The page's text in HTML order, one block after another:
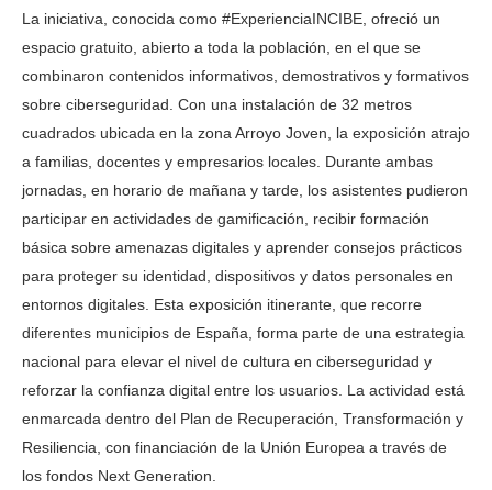
La iniciativa, conocida como #ExperienciaINCIBE, ofreció un
espacio gratuito, abierto a toda la población, en el que se
combinaron contenidos informativos, demostrativos y formativos
sobre ciberseguridad. Con una instalación de 32 metros
cuadrados ubicada en la zona Arroyo Joven, la exposición atrajo
a familias, docentes y empresarios locales. Durante ambas
jornadas, en horario de mañana y tarde, los asistentes pudieron
participar en actividades de gamificación, recibir formación
básica sobre amenazas digitales y aprender consejos prácticos
para proteger su identidad, dispositivos y datos personales en
entornos digitales. Esta exposición itinerante, que recorre
diferentes municipios de España, forma parte de una estrategia
nacional para elevar el nivel de cultura en ciberseguridad y
reforzar la confianza digital entre los usuarios. La actividad está
enmarcada dentro del Plan de Recuperación, Transformación y
Resiliencia, con financiación de la Unión Europea a través de
los fondos Next Generation.